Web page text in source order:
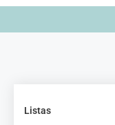
Listas